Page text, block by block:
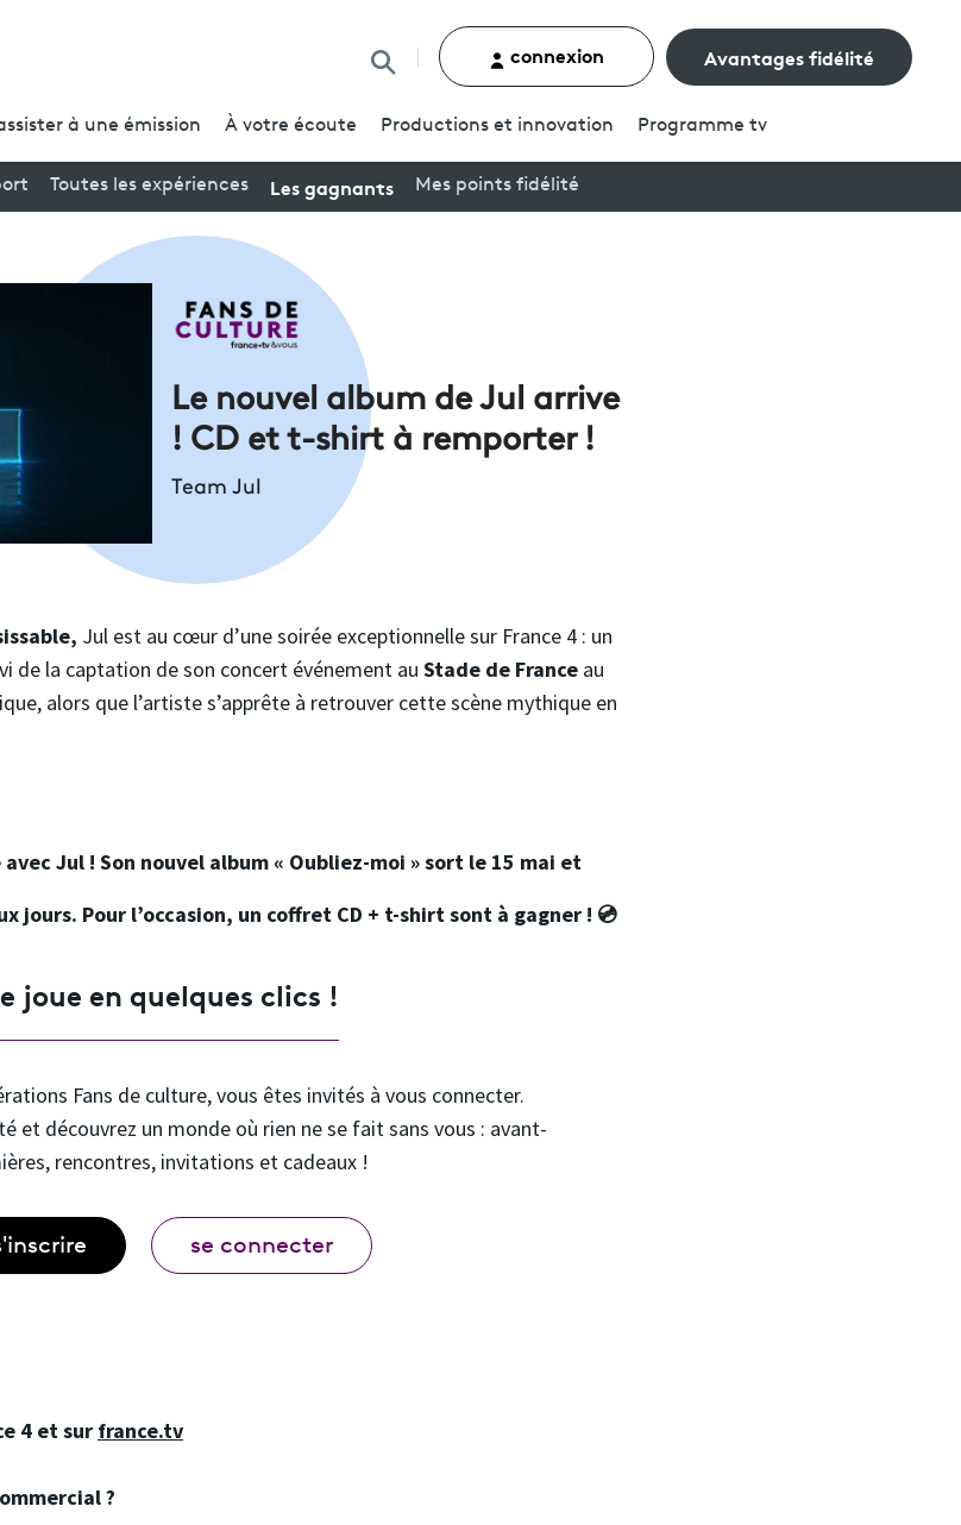
Rechercher un contenu
connexion Avantages fidélité
à une émission À votre écoute Productions et innovation Programme tv
Toutes les expériences Les gagnants Mes points fidélité
Le nouvel album de Jul arrive
! CD et t-shirt à remporter !
Team Jul
Jul est au cœur d’une soirée exceptionnelle sur France 4 : un
de la captation de son concert événement au Stade de France au
alors que l’artiste s’apprête à retrouver cette scène mythique en
avecJul ! Son nouvel album « Oubliez-moi » sort le 15 mai et
jours. Pour l’occasion, un coffret CD + t-shirt sont à gagner ! 💿
joue en quelques clics !
Fans de culture, vous êtes invités à vous connecter.
et découvrez un monde où rien ne se fait sans vous : avant-
rencontres, invitations et cadeaux !
se connecter
4 et sur france.tv
?